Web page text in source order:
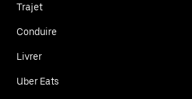
Trajet
Conduire
Livrer
Uber Eats